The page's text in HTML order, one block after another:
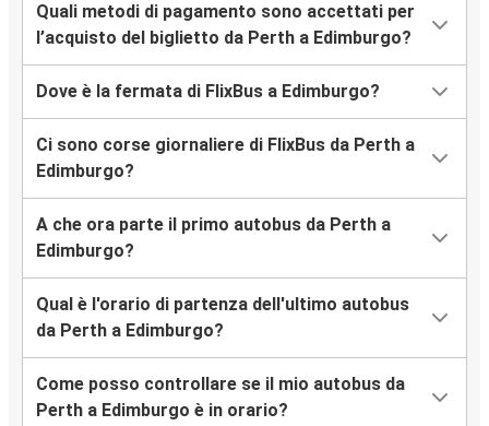
Quali metodi di pagamento sono accettati per
l’acquisto del biglietto da Perth a Edimburgo?
Dove è la fermata di FlixBus a Edimburgo?
Ci sono corse giornaliere di FlixBus da Perth a
Edimburgo?
A che ora parte il primo autobus da Perth a
Edimburgo?
Qual è l'orario di partenza dell'ultimo autobus
da Perth a Edimburgo?
Come posso controllare se il mio autobus da
Perth a Edimburgo è in orario?